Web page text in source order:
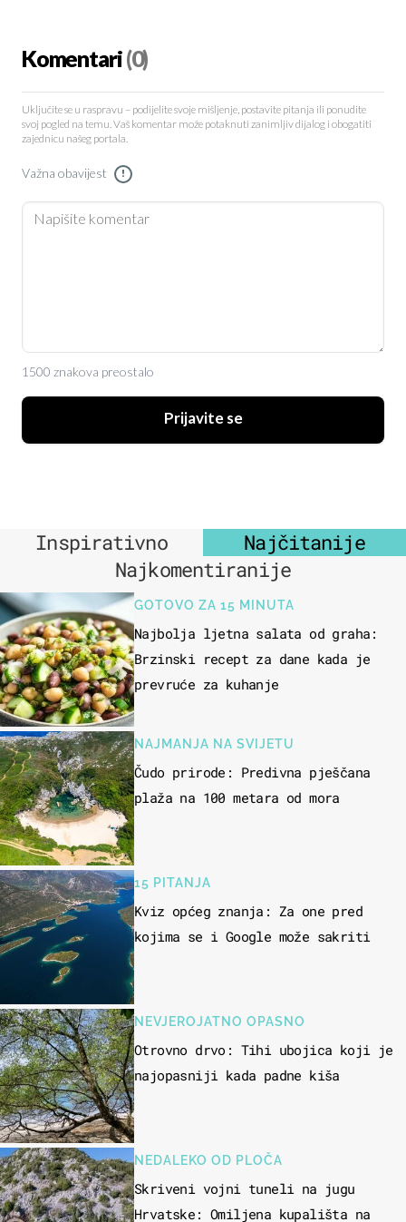
Komentari(0)
Uključite se u raspravu – podijelite svoje mišljenje, postavite pitanja ili ponudite
svoj pogled na temu. Vaš komentar može potaknuti zanimljiv dijalog i obogatiti
zajednicu našeg portala.
Važna obavijest !
1500 znakova preostalo
Prijavite se
Inspirativno
Najčitanije
Najkomentiranije
GOTOVO ZA 15 MINUTA
Najbolja ljetna salata od graha:
Brzinski recept za dane kada je
prevruće za kuhanje
NAJMANJA NA SVIJETU
Čudo prirode: Predivna pješčana
plaža na 100 metara od mora
15 PITANJA
Kviz općeg znanja: Za one pred
kojima se i Google može sakriti
NEVJEROJATNO OPASNO
Otrovno drvo: Tihi ubojica koji je
najopasniji kada padne kiša
NEDALEKO OD PLOČA
Skriveni vojni tuneli na jugu
Hrvatske: Omiljena kupališta na